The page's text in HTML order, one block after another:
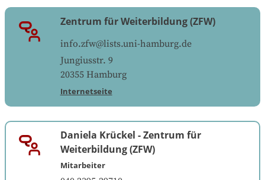
Zentrum für Weiterbildung (ZFW)
info.zfw@lists.uni-hamburg.de
Jungiusstr. 9
20355 Hamburg
Internetseite
Daniela Krückel -Zentrum für
Weiterbildung (ZFW)
Mitarbeiter